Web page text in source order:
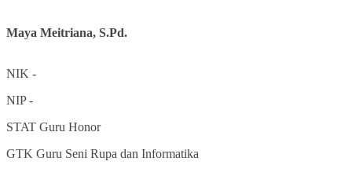
Maya Meitriana, S.Pd.
NIK -
NIP-
STAT Guru Honor
GTK Guru Seni Rupa dan Informatika